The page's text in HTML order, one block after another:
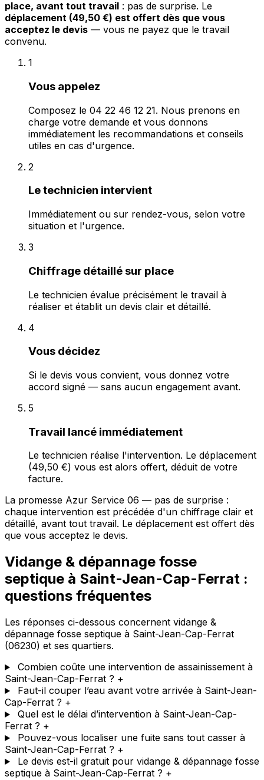
place, avant tout travail : pas de surprise. Le
déplacement (49,50 €) est offert dès que vous
acceptez le devis — vous ne payez que le travail
convenu.
1
Vous appelez
Composez le 04 22 46 12 21. Nous prenons en
charge votre demande et vous donnons
immédiatement les recommandations et conseils
utiles en cas d'urgence.
2
Le technicien intervient
Immédiatement ou sur rendez-vous, selon votre
situation et l'urgence.
3
Chiffrage détaillé sur place
Le technicien évalue précisément le travail à
réaliser et établit un devis clair et détaillé.
4
Vous décidez
Si le devis vous convient, vous donnez votre
accord signé — sans aucun engagement avant.
5
Travail lancé immédiatement
Le technicien réalise l'intervention. Le déplacement
(49,50 €) vous est alors offert, déduit de votre
facture.
La promesse Azur Service 06 — pas de surprise :
chaque intervention est précédée d'un chiffrage clair et
détaillé, avant tout travail. Le déplacement est offert dès
que vous acceptez le devis.
Vidange & dépannage fosse
septique à Saint-Jean-Cap-Ferrat :
questions fréquentes
Les réponses ci-dessous concernent vidange &
dépannage fosse septique à Saint-Jean-Cap-Ferrat
(06230) et ses quartiers.
Combien coûte une intervention de assainissement à
Saint-Jean-Cap-Ferrat ? +
Faut-il couper l’eau avant votre arrivée à Saint-Jean-
Cap-Ferrat ? +
Quel est le délai d’intervention à Saint-Jean-Cap-
Ferrat ? +
Pouvez-vous localiser une fuite sans tout casser à
Saint-Jean-Cap-Ferrat ? +
Le devis est-il gratuit pour vidange & dépannage fosse
septique à Saint-Jean-Cap-Ferrat ? +